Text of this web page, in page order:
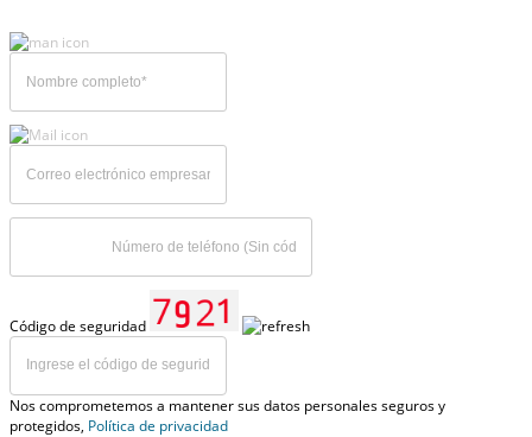
Código de seguridad
Nos comprometemos a mantener sus datos personales seguros y
protegidos, Política de privacidad